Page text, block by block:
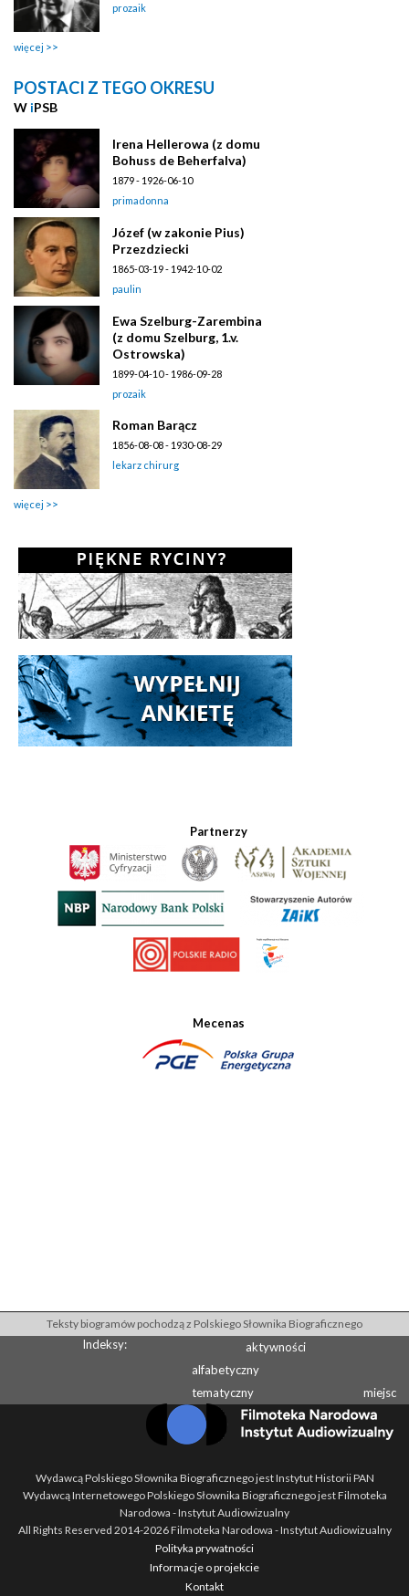
prozaik
więcej
POSTACI Z TEGO OKRESU
W iPSB
Irena Hellerowa (z domu
Bohuss de Beherfalva)
1879 - 1926-06-10
primadonna
Józef (w zakonie Pius)
Przezdziecki
1865-03-19 - 1942-10-02
paulin
Ewa Szelburg-Zarembina
(z domu Szelburg, 1.v.
Ostrowska)
1899-04-10 - 1986-09-28
prozaik
Roman Barącz
1856-08-08 - 1930-08-29
lekarz chirurg
więcej
Partnerzy
Mecenas
Teksty biogramów pochodzą z Polskiego Słownika Biograficznego
Indeksy:
aktywności
alfabetyczny
tematyczny
miejsc
Wydawcą Polskiego Słownika Biograficznego jest Instytut Historii PAN
Wydawcą Internetowego Polskiego Słownika Biograficznego jest Filmoteka
Narodowa - Instytut Audiowizualny
All Rights Reserved 2014-2026Filmoteka Narodowa - Instytut Audiowizualny
Polityka prywatności
Informacje o projekcie
Kontakt